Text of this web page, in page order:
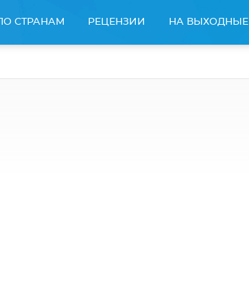
ПО СТРАНАМ РЕЦЕНЗИИ НА ВЫХОДНЫЕ